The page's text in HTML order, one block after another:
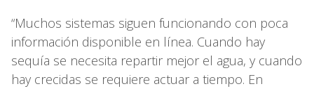
“Muchos sistemas siguen funcionando con poca
información disponible en línea. Cuando hay
sequía se necesita repartir mejor el agua, y cuando
hay crecidas se requiere actuar a tiempo. En